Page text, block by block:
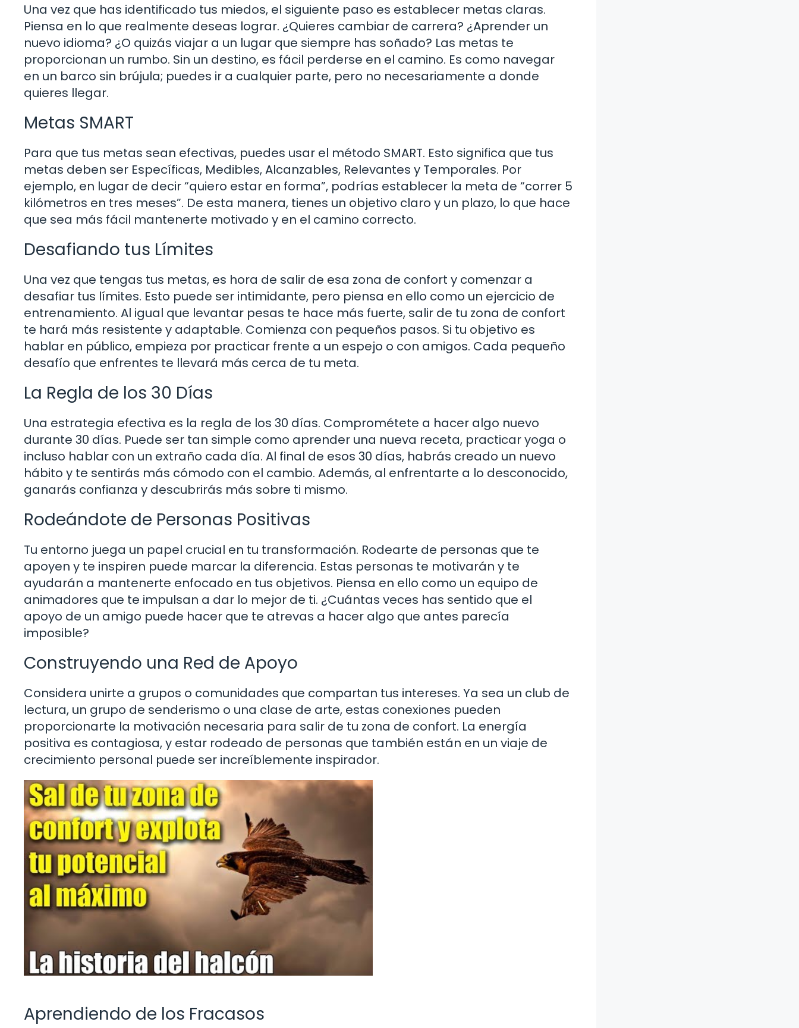
Una vez que has identificado tus miedos, el siguiente paso es establecer metas claras.
Piensa en lo que realmente deseas lograr. ¿Quieres cambiar de carrera? ¿Aprender un
nuevo idioma? ¿O quizás viajar a un lugar que siempre has soñado? Las metas te
proporcionan un rumbo. Sin un destino, es fácil perderse en el camino. Es como navegar
en un barco sin brújula; puedes ir a cualquier parte, pero no necesariamente a donde
quieres llegar.
Metas SMART
Para que tus metas sean efectivas, puedes usar el método SMART. Esto significa que tus
metas deben ser Específicas, Medibles, Alcanzables, Relevantes y Temporales. Por
ejemplo, en lugar de decir “quiero estar en forma”, podrías establecer la meta de “correr 5
kilómetros en tres meses”. De esta manera, tienes un objetivo claro y un plazo, lo que hace
que sea más fácil mantenerte motivado y en el camino correcto.
Desafiando tus Límites
Una vez que tengas tus metas, es hora de salir de esa zona de confort y comenzar a
desafiar tus límites. Esto puede ser intimidante, pero piensa en ello como un ejercicio de
entrenamiento. Al igual que levantar pesas te hace más fuerte, salir de tu zona de confort
te hará más resistente y adaptable. Comienza con pequeños pasos. Si tu objetivo es
hablar en público, empieza por practicar frente a un espejo o con amigos. Cada pequeño
desafío que enfrentes te llevará más cerca de tu meta.
La Regla de los 30 Días
Una estrategia efectiva es la regla de los 30 días. Comprométete a hacer algo nuevo
durante 30 días. Puede ser tan simple como aprender una nueva receta, practicar yoga o
incluso hablar con un extraño cada día. Al final de esos 30 días, habrás creado un nuevo
hábito y te sentirás más cómodo con el cambio. Además, al enfrentarte a lo desconocido,
ganarás confianza y descubrirás más sobre ti mismo.
Rodeándote de Personas Positivas
Tu entorno juega un papel crucial en tu transformación. Rodearte de personas que te
apoyen y te inspiren puede marcar la diferencia. Estas personas te motivarán y te
ayudarán a mantenerte enfocado en tus objetivos. Piensa en ello como un equipo de
animadores que te impulsan a dar lo mejor de ti. ¿Cuántas veces has sentido que el
apoyo de un amigo puede hacer que te atrevas a hacer algo que antes parecía
imposible?
Construyendo una Red de Apoyo
Considera unirte a grupos o comunidades que compartan tus intereses. Ya sea un club de
lectura, un grupo de senderismo o una clase de arte, estas conexiones pueden
proporcionarte la motivación necesaria para salir de tu zona de confort. La energía
positiva es contagiosa, y estar rodeado de personas que también están en un viaje de
crecimiento personal puede ser increíblemente inspirador.
Aprendiendo de los Fracasos